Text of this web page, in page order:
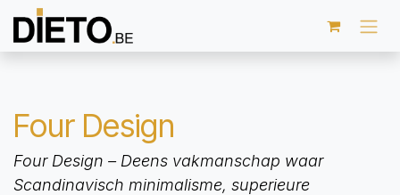
Overslaan naar inhoud
Four Design
Four Design – Deens vakmanschap waar
Scandinavisch minimalisme, superieure